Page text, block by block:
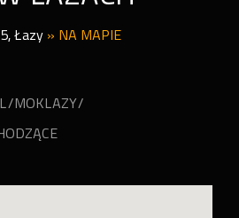
,Łazy » NA MAPIE
MOKLAZY/